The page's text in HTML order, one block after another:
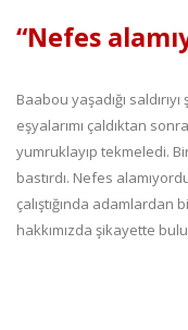
“Nefes
Baabou yaşadığı
eşyalarımı çaldıktan
yumruklayıp tekmeledi.
bastırdı. Nefes
çalıştığında adamlardan
hakkımızda şikayette